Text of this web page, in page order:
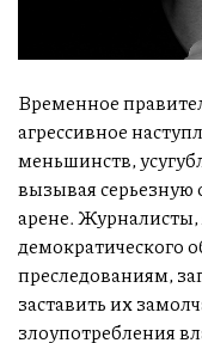
Временное
агрессивное
меньшинств,
вызывая серьезную
арене.
демократического
преследованиям,
заставить их
злоупотребления